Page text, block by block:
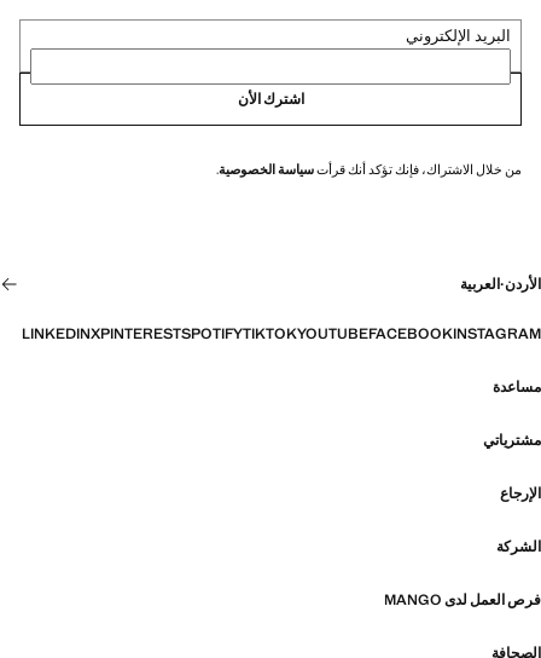
البريد الإلكتروني
اشترك الأن
من خلال الاشتراك، فإنك تؤكد أنك قرأتسياسة الخصوصية.
الأردن·العربية
INSTAGRAM
FACEBOOK
YOUTUBE
TIKTOK
SPOTIFY
PINTEREST
X
LINKEDIN
مساعدة
مشترياتي
الإرجاع
الشركة
فرص العمل لدى MANGO
الصحافة